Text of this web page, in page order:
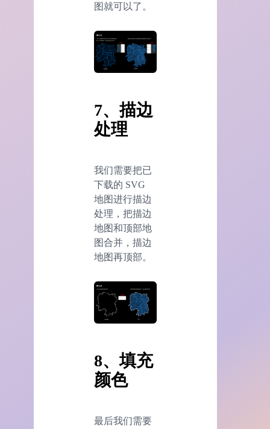
图就可以了。
7、描边
处理
我们需要把已
下载的 SVG
地图进行描边
处理，把描边
地图和顶部地
图合并，描边
地图再顶部。
8、填充
颜色
最后我们需要